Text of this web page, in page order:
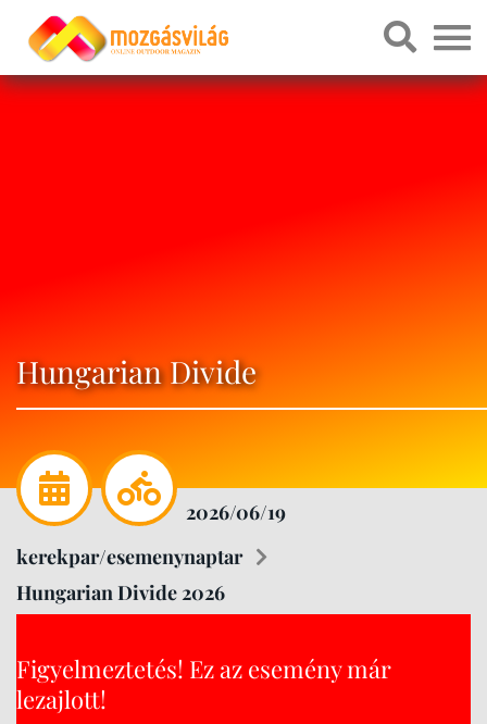
Hungarian Divide
2026/06/19
kerekpar/esemenynaptar
Hungarian Divide 2026
Figyelmeztetés! Ez az esemény már
lezajlott!